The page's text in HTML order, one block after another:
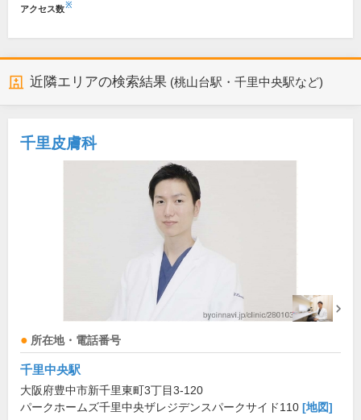
アクセス数※
近隣エリアの検索結果 (桃山台駅・千里中央駅など)
千里皮膚科
所在地・電話番号
千里中央駅
大阪府豊中市新千里東町3丁目3-120
パークホームズ千里中央ザレジデンスパークサイド110 [地図]